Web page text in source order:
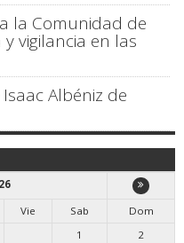
la Comunidad de
vigilancia en las
Albéniz de
Vie Sab
Dom
1
2